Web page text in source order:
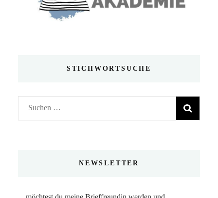
STICHWORTSUCHE
Suchen
nach:
NEWSLETTER